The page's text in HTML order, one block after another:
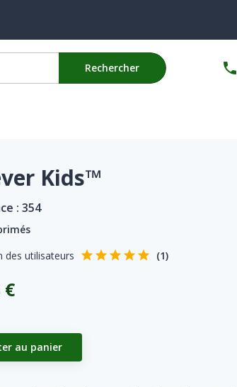
Rechercher
Kids™
: 354
des utilisateurs
(1)
€
au panier